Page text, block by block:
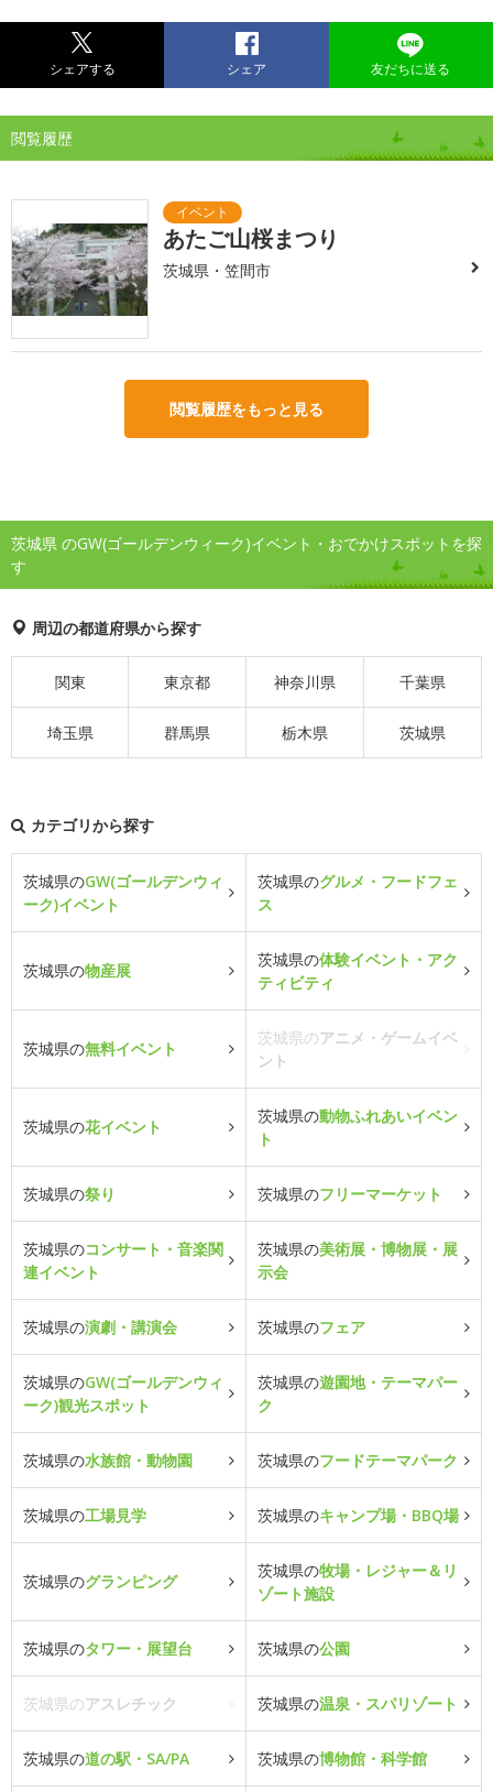
シェアする シェア 友だちに送る
閲覧履歴
あたご山桜まつり
茨城県・笠間市
閲覧履歴をもっと見る
茨城県 のGW(ゴールデンウィーク)イベント・おでかけスポットを探
す
周辺の都道府県から探す
関東 東京都 神奈川県 千葉県
埼玉県 群馬県 栃木県 茨城県
カテゴリから探す
茨城県のGW(ゴールデンウィ
ーク)イベント
茨城県のグルメ・フードフェ
ス
茨城県の物産展
茨城県の体験イベント・アク
ティビティ
茨城県の無料イベント
茨城県のアニメ・ゲームイベ
ント
茨城県の花イベント
茨城県の動物ふれあいイベン
ト
茨城県の祭り 茨城県のフリーマーケット
茨城県のコンサート・音楽関
連イベント
茨城県の美術展・博物展・展
示会
茨城県の演劇・講演会 茨城県のフェア
茨城県のGW(ゴールデンウィ
ーク)観光スポット
茨城県の遊園地・テーマパー
ク
茨城県の水族館・動物園 茨城県のフードテーマパーク
茨城県の工場見学 茨城県のキャンプ場・BBQ場
茨城県のグランピング
茨城県の牧場・レジャー＆リ
ゾート施設
茨城県のタワー・展望台 茨城県の公園
茨城県のアスレチック 茨城県の温泉・スパリゾート
茨城県の道の駅・SA/PA 茨城県の博物館・科学館